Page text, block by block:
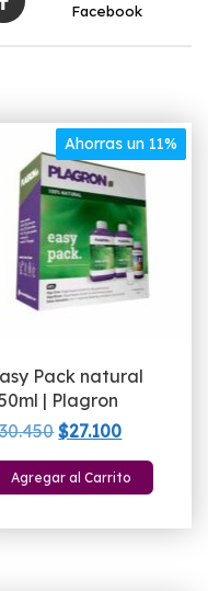
Facebook
Ahorras un 11%
Pack natural
| Plagron
30.450El
precio
original
$27.100El
precio
actual
Agregar al Carrito